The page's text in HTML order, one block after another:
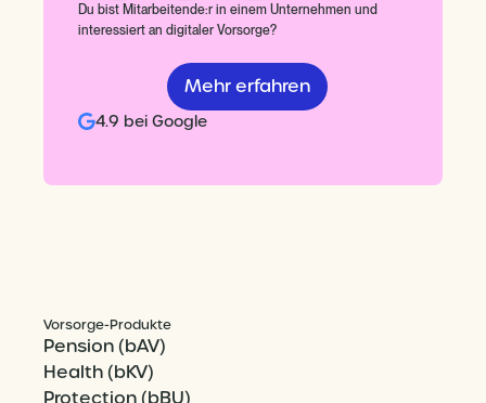
Du bist Mitarbeitende:r in einem Unternehmen und
interessiert an digitaler Vorsorge?
Mehr erfahren
4.9 bei Google
Vorsorge-Produkte
Pension (bAV)
Health (bKV)
Protection (bBU)